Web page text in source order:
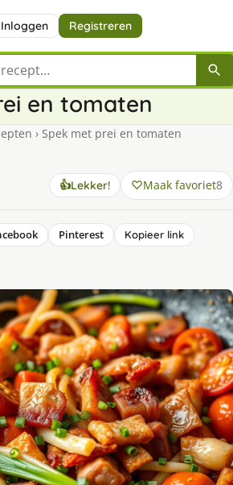
Inloggen Registreren
recept
en tomaten
› Spek met prei en tomaten
👍Lekker! Maak favoriet8
Pinterest
Kopieer link